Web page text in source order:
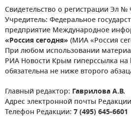
Свидетельство о регистрации Эл №
Учредитель: Федеральное
предприятие Международное
«Россия сегодня» (МИА «Россия
При любом использовании
РИА Новости Крым гиперссылка
обязательна не ниже второго
Главный редактор: Гаврилова А.В.
Адрес электронной почты
Телефон Редакции: 7 (495) 645-6601